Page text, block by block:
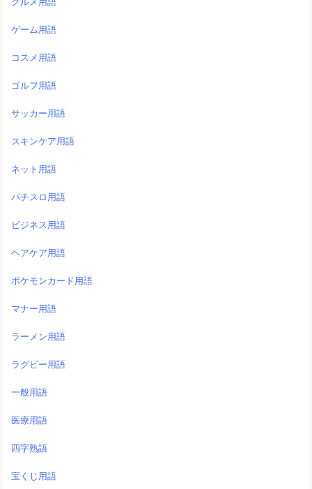
ゲーム用語
コスメ用語
ゴルフ用語
サッカー用語
スキンケア用語
ネット用語
パチスロ用語
ビジネス用語
ヘアケア用語
ポケモンカード用語
マナー用語
ラーメン用語
ラグビー用語
一般用語
医療用語
四字熟語
宝くじ用語